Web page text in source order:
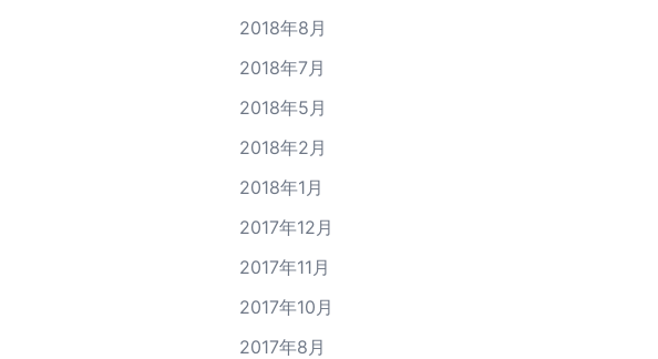
2018年8月
2018年7月
2018年5月
2018年2月
2018年1月
2017年12月
2017年11月
2017年10月
2017年8月